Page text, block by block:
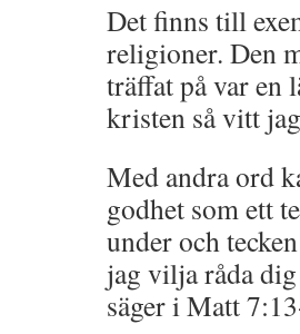
Det finns till
religioner. Den
träffat på var en
kristen så vitt
Med andra ord
godhet som ett
under och
jag vilja råda
säger i Matt